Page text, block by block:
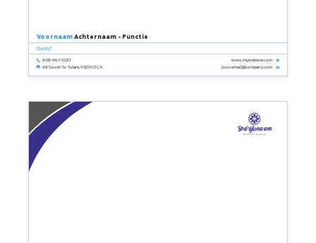
48 South St. Tulare, 93274.0 CA
www.mywebsite.com
your.email@company.com
608-967-1020
Bedrijf
VoornaamAchternaam - Functie
Bedrijfsnaam
Bedrijfs tagline